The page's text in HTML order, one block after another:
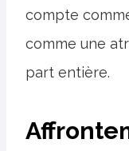
compte
comme une
part entière.